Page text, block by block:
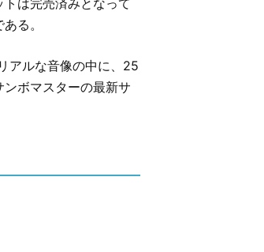
る。
アルな音像の中に、25
ボマスターの最新サ